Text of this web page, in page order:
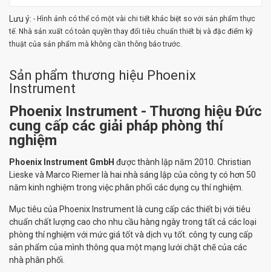
Lưu ý: - Hình ảnh có thể có một vài chi tiết khác biệt so với sản phẩm thực
tế. Nhà sản xuất có toàn quyền thay đổi tiêu chuẩn thiết bị và đặc điểm kỹ
thuật của sản phẩm mà không cần thông báo trước.
Sản phẩm thương hiệu Phoenix
Instrument
Phoenix Instrument - Thương hiệu Đức
cung cấp các giải pháp phòng thí
nghiệm
Phoenix Instrument GmbH được thành lập năm 2010. Christian
Lieske và Marco Riemer là hai nhà sáng lập của công ty có hơn 50
năm kinh nghiệm trong việc phân phối các dụng cụ thí nghiệm.
Mục tiêu của Phoenix Instrument là cung cấp các thiết bị với tiêu
chuẩn chất lượng cao cho nhu cầu hàng ngày trong tất cả các loại
phòng thí nghiệm với mức giá tốt và dịch vụ tốt. công ty cung cấp
sản phẩm của mình thông qua một mạng lưới chặt chẽ của các
nhà phân phối.